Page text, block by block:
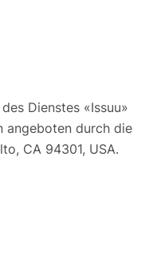
Dienstes «Issuu»
angeboten durch die
CA 94301, USA.